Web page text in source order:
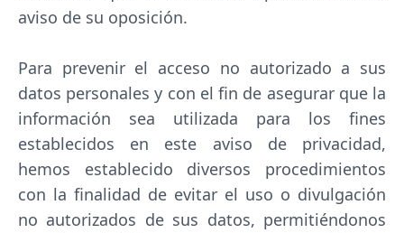
aviso de su oposición.
Para prevenir el acceso no autorizado a sus
datos personales y con el fin de asegurar que la
información sea utilizada para los fines
establecidos en este aviso de privacidad,
hemos establecido diversos procedimientos
con la finalidad de evitar el uso o divulgación
no autorizados de sus datos, permitiéndonos